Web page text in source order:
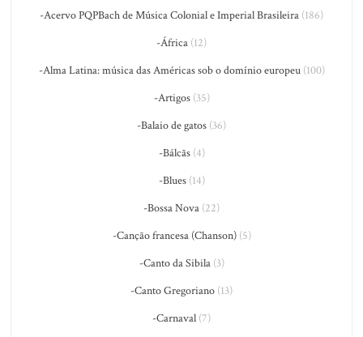
-Acervo PQPBach de Música Colonial e Imperial Brasileira (186)
-África (12)
-Alma Latina: música das Américas sob o domínio europeu(100)
-Artigos(35)
-Balaio de gatos (36)
-Bálcãs(4)
-Blues(14)
-Bossa Nova (22)
-Canção francesa (Chanson)(5)
-Canto da Sibila(3)
-Canto Gregoriano (13)
-Carnaval (7)